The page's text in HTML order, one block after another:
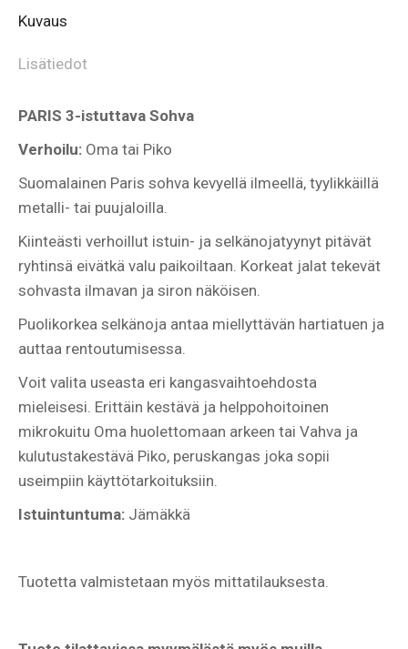
Kuvaus
Lisätiedot
PARIS 3-istuttava Sohva
Verhoilu: Oma tai Piko
Suomalainen Paris sohva kevyellä ilmeellä, tyylikkäillä
metalli- tai puujaloilla.
Kiinteästi verhoillut istuin- ja selkänojatyynyt pitävät
ryhtinsä eivätkä valu paikoiltaan. Korkeat jalat tekevät
sohvasta ilmavan ja siron näköisen.
Puolikorkea selkänoja antaa miellyttävän hartiatuen ja
auttaa rentoutumisessa.
Voit valita useasta eri kangasvaihtoehdosta
mieleisesi. Erittäin kestävä ja helppohoitoinen
mikrokuitu Oma huolettomaan arkeen tai Vahva ja
kulutustakestävä Piko, peruskangas joka sopii
useimpiin käyttötarkoituksiin.
Istuintuntuma: Jämäkkä
Tuotetta valmistetaan myös mittatilauksesta.